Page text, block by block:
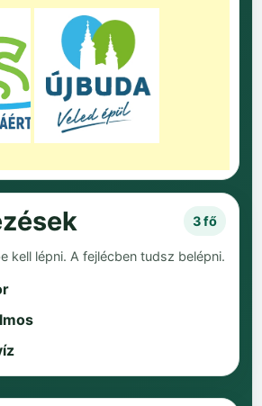
3 fő
kell lépni. A fejlécben tudsz belépni.